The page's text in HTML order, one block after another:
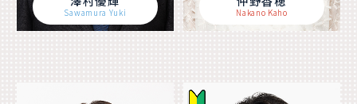
Sawamura Yuki Nakano Kaho